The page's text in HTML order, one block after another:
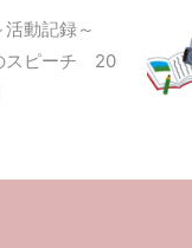
活動記録～
スピーチ 20